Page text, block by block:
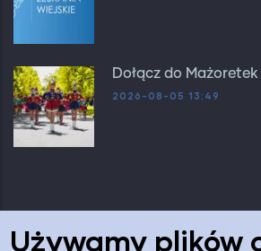
Dołącz do
2026-08-05 13:49
Używamy plików